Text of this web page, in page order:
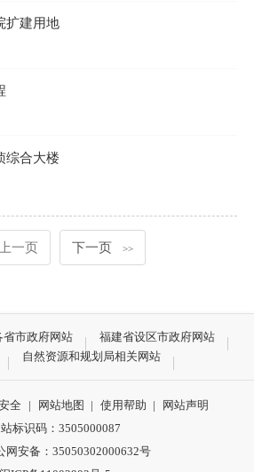
扩建用地
综合大楼
上一页 下一页 >>
省市政府网站
福建省设区市政府网站
自然资源和规划局相关网站
全 | 网站地图 | 使用帮助 |
网站声明
站标识码：3505000087
网安备：35050302000632号